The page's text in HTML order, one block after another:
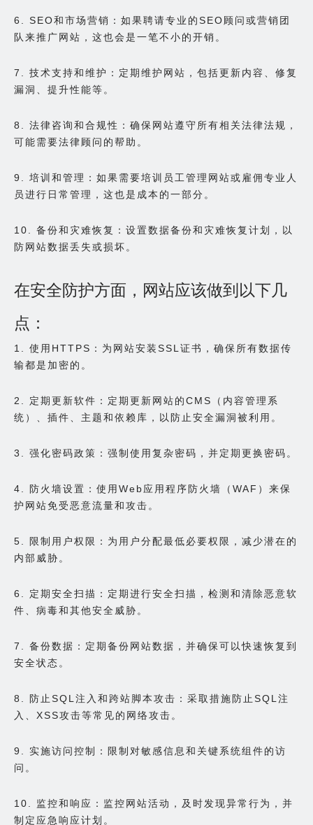
6. SEO和市场营销：如果聘请专业的SEO顾问或营销团
队来推广网站，这也会是一笔不小的开销。
7. 技术支持和维护：定期维护网站，包括更新内容、修复
漏洞、提升性能等。
8. 法律咨询和合规性：确保网站遵守所有相关法律法规，
可能需要法律顾问的帮助。
9. 培训和管理：如果需要培训员工管理网站或雇佣专业人
员进行日常管理，这也是成本的一部分。
10. 备份和灾难恢复：设置数据备份和灾难恢复计划，以
防网站数据丢失或损坏。
在安全防护方面，网站应该做到以下几
点：
1. 使用HTTPS：为网站安装SSL证书，确保所有数据传
输都是加密的。
2. 定期更新软件：定期更新网站的CMS（内容管理系
统）、插件、主题和依赖库，以防止安全漏洞被利用。
3. 强化密码政策：强制使用复杂密码，并定期更换密码。
4. 防火墙设置：使用Web应用程序防火墙（WAF）来保
护网站免受恶意流量和攻击。
5. 限制用户权限：为用户分配最低必要权限，减少潜在的
内部威胁。
6. 定期安全扫描：定期进行安全扫描，检测和清除恶意软
件、病毒和其他安全威胁。
7. 备份数据：定期备份网站数据，并确保可以快速恢复到
安全状态。
8. 防止SQL注入和跨站脚本攻击：采取措施防止SQL注
入、XSS攻击等常见的网络攻击。
9. 实施访问控制：限制对敏感信息和关键系统组件的访
问。
10. 监控和响应：监控网站活动，及时发现异常行为，并
制定应急响应计划。